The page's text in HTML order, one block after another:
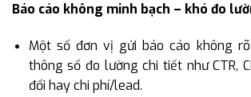
Báo cáo không minh bạch – khó đo
Một số đơn vị gửi báo cáo không
thông số đo lường chi tiết như CTR,
đổi hay chi phí/lead.